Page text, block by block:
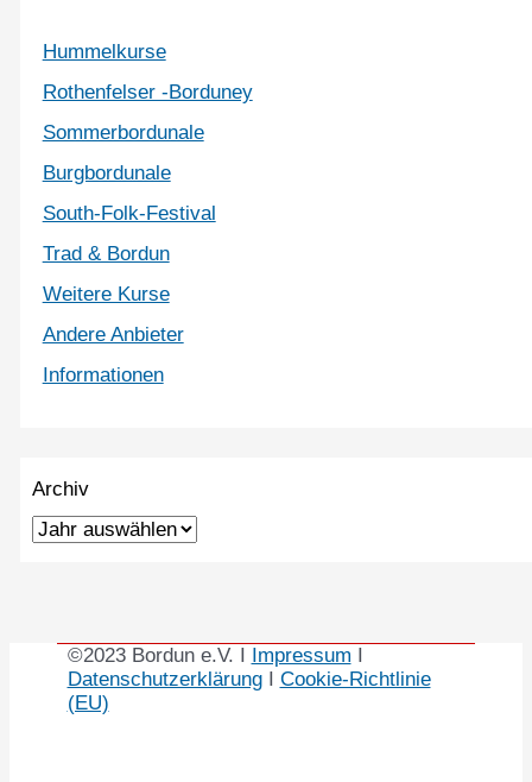
Hummelkurse
Rothenfelser -Borduney
Sommerbordunale
Burgbordunale
South-Folk-Festival
Trad & Bordun
Weitere Kurse
Andere Anbieter
Informationen
Archiv
©2023 Bordun e.V. I Impressum
DatenschutzerklärungI Cookie-Richtlinie
(EU)